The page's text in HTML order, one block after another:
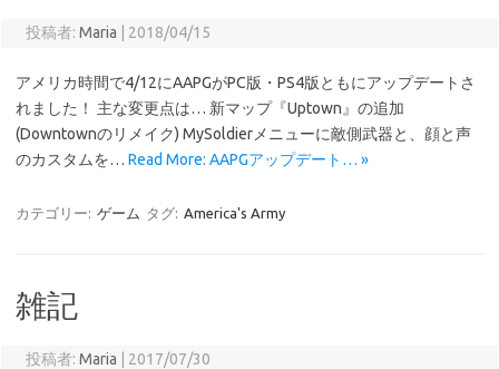
投稿者: Maria 2018/04/15
アメリカ時間で4/12にAAPGがPC版・PS4版ともにアップデートさ
れました！ 主な変更点は… 新マップ『Uptown』の追加
(Downtownのリメイク) MySoldierメニューに敵側武器と、顔と声
のカスタムを… Read More: AAPGアップデート… »
カテゴリー: ゲーム タグ: America's Army
雑記
投稿者: Maria 2017/07/30